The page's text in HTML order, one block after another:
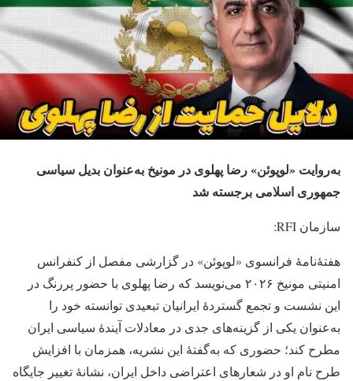
به‌روایت «لوپوئن» رضا پهلوی در مونیخ به‌عنوان بدیل سیاسی
جمهوری اسلامی برجسته شد
سازمان RFI:
هفتۀنامۀ فرانسوی «لوپوئن» در گزارشی مفصل از کنفرانس
امنیتی مونیخ ۲۰۲۶ می‌نویسد که رضا پهلوی با حضور پررنگ در
این نشست و تجمع گستردۀ ایرانیان تبعیدی توانسته خود را
به‌عنوان یکی از گزینه‌های جدی در معادلات آیندۀ سیاسی ایران
مطرح کند؛ حضوری که به‌گفتۀ این نشریه، همزمان با افزایش
طرح نام او در شعارهای اعتراضی داخل ایران، نشانۀ تغییر جایگاه